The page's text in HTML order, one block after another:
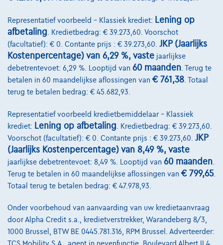
Vergelijk
Bekijk wagen
Mercedes-Benz E 300
Break E de AMG Line Panoramisch dak| 360° Camera| Burmester|HUD +
Representatief voorbeeld – Klassiek krediet: Lening op
afbetaling . Kredietbedrag: € 39.273,60. Voorschot
(facultatief): € 0. Contante prijs : € 39.273,60. JKP (Jaarlijks
Kostenpercentage) van 6,29 %, vaste jaarlijkse
debetrentevoet: 6,29 %. Looptijd van 60 maanden . Terug te
betalen in 60 maandelijkse aflossingen van € 761,38 . Totaal
terug te betalen bedrag: € 45.682,93.
Representatief voorbeeld kredietbemiddelaar – Klassiek
krediet: Lening op afbetaling . Kredietbedrag: € 39.273,60.
Voorschot (facultatief): € 0. Contante prijs : € 39.273,60. JKP
(Jaarlijks Kostenpercentage) van 8,49 %, vaste
jaarlijkse debetrentevoet: 8,49 %. Looptijd van 60 maanden
Terug te betalen in 60 maandelijkse aflossingen van € 799,65.
Totaal terug te betalen bedrag: € 47.978,93.
Onder voorbehoud van aanvaarding van uw kredietaanvraag
door Alpha Credit s.a., kredietverstrekker, Warandeberg 8/3,
1000 Brussel, BTW BE 0445.781.316, RPM Brussel. Adverteerder: